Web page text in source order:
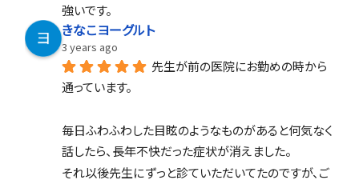
強いです。
きなこヨーグルト
3 years ago
先生が前の医院にお勤めの時から
通っています。
毎日ふわふわした目眩のようなものがあると何気なく
話したら、長年不快だった症状が消えました。
それ以後先生にずっと診ていただいてたのですが、ご